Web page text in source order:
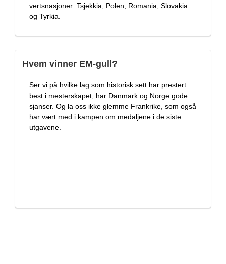
vertsnasjoner: Tsjekkia, Polen, Romania, Slovakia
og Tyrkia.
Hvem vinner EM-gull?
Ser vi på hvilke lag som historisk sett har prestert
best i mesterskapet, har Danmark og Norge gode
sjanser. Og la oss ikke glemme Frankrike, som også
har vært med i kampen om medaljene i de siste
utgavene.